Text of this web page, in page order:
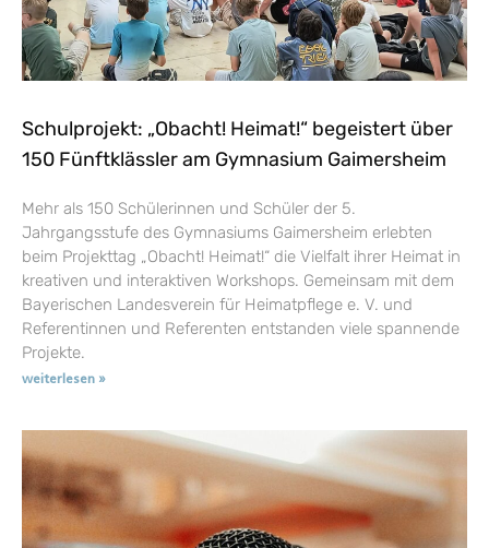
Schulprojekt: „Obacht! Heimat!“ begeistert über
150 Fünftklässler am Gymnasium Gaimersheim
Mehr als 150 Schülerinnen und Schüler der 5.
Jahrgangsstufe des Gymnasiums Gaimersheim erlebten
beim Projekttag „Obacht! Heimat!“ die Vielfalt ihrer Heimat in
kreativen und interaktiven Workshops. Gemeinsam mit dem
Bayerischen Landesverein für Heimatpflege e. V. und
Referentinnen und Referenten entstanden viele spannende
Projekte.
weiterlesen »